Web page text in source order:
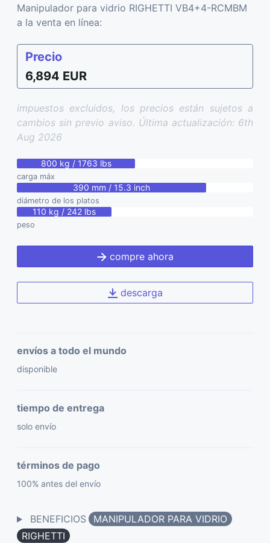
Manipulador para vidrio RIGHETTI VB4+4-RCMBM
a la venta en línea:
Precio
6,894 EUR
impuestos excluidos, los precios están sujetos a
cambios sin previo aviso. Última actualización: 6th
Aug 2026
800 kg / 1763 lbs
carga máx
390 mm / 15.3 inch
diámetro de los platos
110 kg / 242 lbs
peso
compre ahora
descarga
envíos a todo el mundo
disponible
tiempo de entrega
solo envío
términos de pago
100% antes del envío
BENEFICIOS
MANIPULADOR PARA VIDRIO
RIGHETTI